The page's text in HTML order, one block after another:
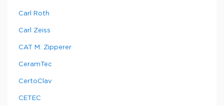
Carl Roth
Carl Zeiss
CAT M. Zipperer
CeramTec
CertoClav
CETEC